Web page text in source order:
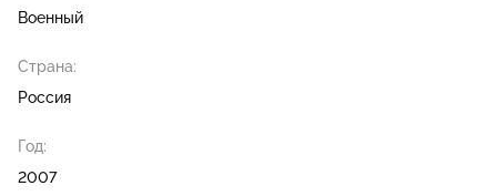
Военный
Страна:
Россия
Год:
2007